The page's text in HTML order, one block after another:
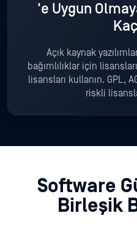
'e Uygun
Açık kaynak
bağımlılıklar için
lisansları kullanın. GPL,
riskli
Software
Birleşik